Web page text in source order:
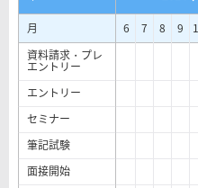
月
6 7 8 9
資料請求・プレ
エントリー
エントリー
セミナー
筆記試験
面接開始